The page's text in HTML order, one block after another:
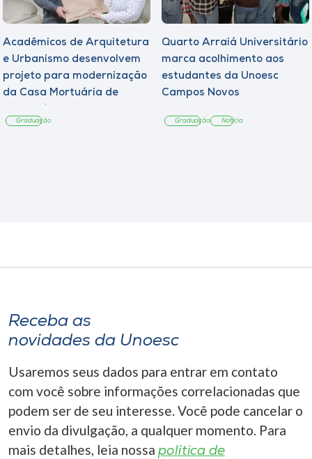
Acadêmicos de Arquitetura
e Urbanismo desenvolvem
projeto para modernização
da Casa Mortuária de
Graduação
Quarto Arraiá Universitário
marca acolhimento aos
estudantes da Unoesc
Campos Novos
Graduação Notícia
Receba as
novidades da Unoesc
Usaremos seus dados para entrar em contato
com você sobre informações correlacionadas que
podem ser de seu interesse. Você pode cancelar o
envio da divulgação, a qualquer momento. Para
mais detalhes, leia nossa política de